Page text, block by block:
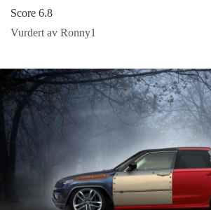
Score 6.8
Vurdert av Ronny1